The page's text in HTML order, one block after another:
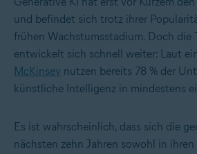
und befindet sich trotz ihrer
frühen Wachstumsstadium. Doch die
entwickelt sich schnell weiter: Laut
McKinsey nutzen bereits 78 % der
künstliche Intelligenz in mindestens
Es ist wahrscheinlich, dass sich die
nächsten zehn Jahren sowohl in